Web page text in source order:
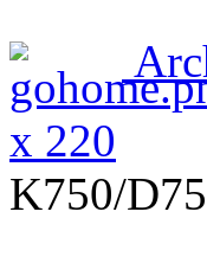
x 220
K750/